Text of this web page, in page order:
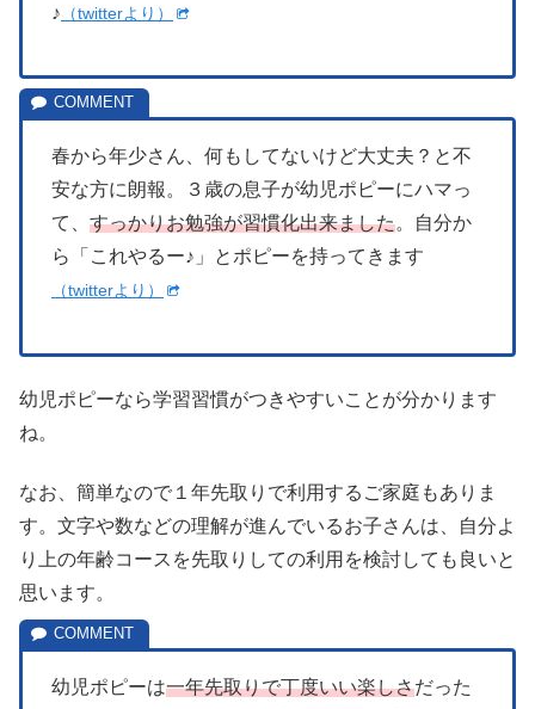
♪ （twitterより）
春から年少さん、何もしてないけど大丈夫？と不
安な方に朗報。３歳の息子が幼児ポピーにハマっ
て、 すっかりお勉強が習慣化出来ました。自分か
ら「これやるー♪」とポピーを持ってきます
（twitterより）
幼児ポピーなら学習習慣がつきやすいことが分かります
ね。
なお、簡単なので１年先取りで利用するご家庭もありま
す。文字や数などの理解が進んでいるお子さんは、自分よ
り上の年齢コースを先取りしての利用を検討しても良いと
思います。
幼児ポピーは一年先取りで丁度いい楽しさだった